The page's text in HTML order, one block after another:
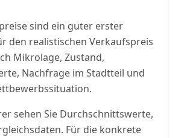
sind ein guter erster
den realistischen Verkaufspreis
Mikrolage, Zustand,
Nachfrage im Stadtteil und
sehen Sie Durchschnittswerte,
Für die konkrete